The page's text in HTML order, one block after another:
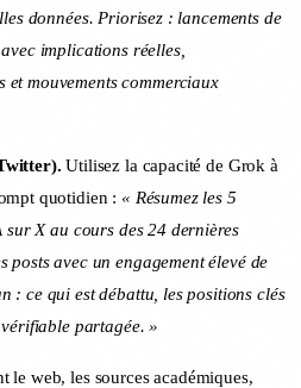
données. Priorisez : lancements de
implications réelles,
et mouvements commerciaux
Utilisez la capacité de Grok à
quotidien : « Résumez les 5
X au cours des 24 dernières
posts avec un engagement élevé de
: ce qui est débattu, les positions clés
partagée. »
le web, les sources académiques,